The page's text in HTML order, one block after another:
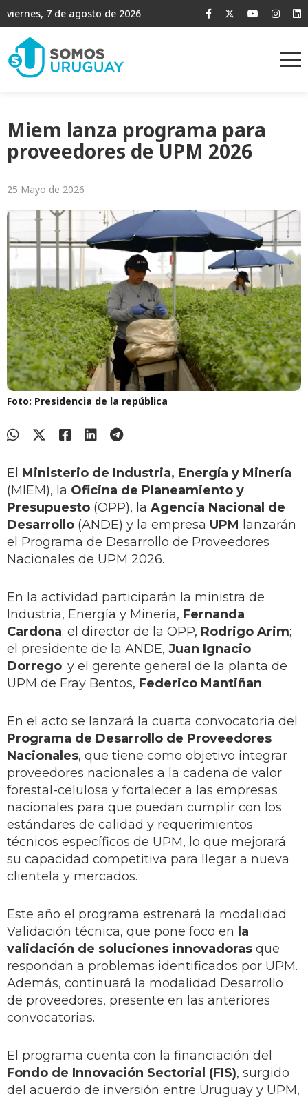
viernes, 7 de agosto de 2026
Miem lanza programa para
proveedores de UPM 2026
25 Mayo de 2026
Foto: Presidencia de la república
El Ministerio de Industria, Energía y Minería
(MIEM), la Oficina de Planeamiento y
Presupuesto (OPP), la Agencia Nacional de
Desarrollo (ANDE) y la empresa UPM lanzarán
el Programa de Desarrollo de Proveedores
Nacionales de UPM 2026.
En la actividad participarán la ministra de
Industria, Energía y Minería, Fernanda
Cardona; el director de la OPP, Rodrigo Arim;
el presidente de la ANDE, Juan Ignacio
Dorrego; y el gerente general de la planta de
UPM de Fray Bentos, Federico Mantiñan.
En el acto se lanzará la cuarta convocatoria del
Programa de Desarrollo de Proveedores
Nacionales, que tiene como objetivo integrar
proveedores nacionales a la cadena de valor
forestal-celulosa y fortalecer a las empresas
nacionales para que puedan cumplir con los
estándares de calidad y requerimientos
técnicos específicos de UPM, lo que mejorará
su capacidad competitiva para llegar a nueva
clientela y mercados.
Este año el programa estrenará la modalidad
Validación técnica, que pone foco en la
validación de soluciones innovadoras que
respondan a problemas identificados por UPM.
Además, continuará la modalidad Desarrollo
de proveedores, presente en las anteriores
convocatorias.
El programa cuenta con la financiación del
Fondo de Innovación Sectorial (FIS), surgido
del acuerdo de inversión entre Uruguay y UPM,